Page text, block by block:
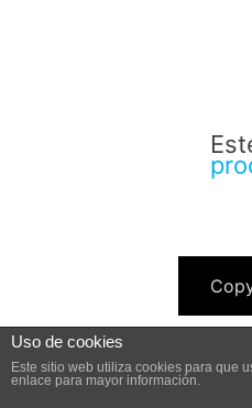
Uso de cookies
Este sitio web utiliza cookies para que
enlace para mayor información.